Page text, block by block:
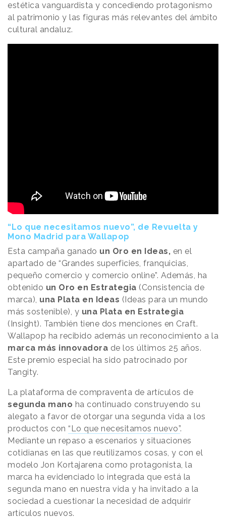
estética vanguardista y concediendo protagonismo
al patrimonio y las figuras más relevantes del ámbito
cultural andaluz.
“Lo que necesitamos nuevo”, de Revuelta y
Mono Madrid para Wallapop
Esta campaña ganado un Oro en Ideas, en el
apartado de “Grandes superficies, franquicias,
pequeño comercio y comercio online”. Además, ha
obtenido un Oro en Estrategia (Consistencia de
marca), una Plata en Ideas (Ideas para un mundo
más sostenible), y una Plata en Estrategia
(Insight). También tiene dos menciones en Craft.
Wallapop ha recibido además un reconocimiento a la
marca más innovadora de los últimos 25 años.
Este premio especial ha sido patrocinado por
Tangity.
La plataforma de compraventa de artículos de
segunda mano ha continuado construyendo su
alegato a favor de otorgar una segunda vida a los
productos con “Lo que necesitamos nuevo”.
Mediante un repaso a escenarios y situaciones
cotidianas en las que reutilizamos cosas, y con el
modelo Jon Kortajarena como protagonista, la
marca ha evidenciado lo integrada que está la
segunda mano en nuestra vida y ha invitado a la
sociedad a cuestionar la necesidad de adquirir
artículos nuevos.